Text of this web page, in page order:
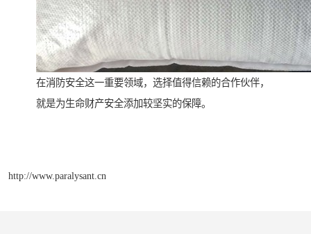
在消防安全这一重要领域，选择值得信赖的合作伙伴，
就是为生命财产安全添加较坚实的保障。
http://www.paralysant.cn